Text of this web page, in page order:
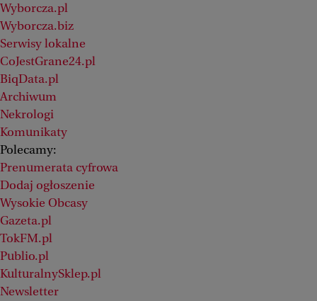
Wyborcza.pl
Wyborcza.biz
Serwisy lokalne
CoJestGrane24.pl
BiqData.pl
Archiwum
Nekrologi
Komunikaty
Polecamy:
Prenumerata cyfrowa
Dodaj ogłoszenie
Wysokie Obcasy
Gazeta.pl
TokFM.pl
Publio.pl
KulturalnySklep.pl
Newsletter